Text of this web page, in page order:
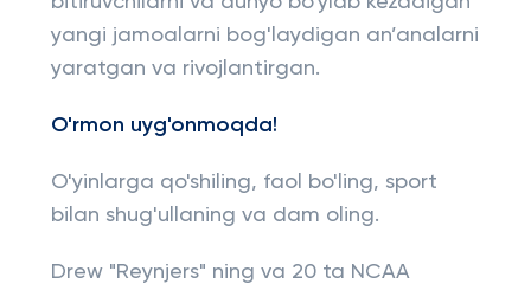
yangi jamoalarni bog'laydigan an’analarni
yaratgan va rivojlantirgan.
O'rmon uyg'onmoqda!
O'yinlarga qo'shiling, faol bo'ling, sport
bilan shug'ullaning va dam oling.
Drew "Reynjers" ning va 20 ta NCAA